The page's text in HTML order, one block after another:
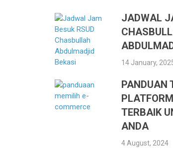
JADWAL
14 January,
PANDUAN
TERBAIK
ANDA
4 August, 2024